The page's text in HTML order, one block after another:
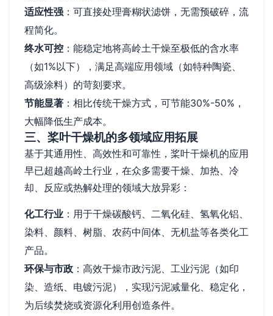
适应性强 ：可直接处理膏糊状滤饼，无需预破碎，流
程简化。
终水可控 ：能稳定地将高岭土干燥至极低的含水率
（如1%以下），满足高端应用领域（如特种陶瓷、
高级涂料）的苛刻要求。
节能显著 ：相比传统干燥方式，可节能30%-50%，
大幅降低生产成本。
三、桨叶干燥机的多领域应用拓展
基于其通用性、高效性和可靠性，桨叶干燥机的应用
早已超越高岭土行业，在众多需要干燥、加热、冷
却、反应或热解处理的领域大放异彩：
化工行业 ：用于干燥碳酸钙、二氧化硅、氢氧化铝、
染料、颜料、树脂、农药中间体、无机盐等各类化工
产品。
环保与市政 ：高效干燥市政污泥、工业污泥（如印
染、造纸、电镀污泥），实现污泥减量化、稳定化，
为后续焚烧或资源化利用创造条件。